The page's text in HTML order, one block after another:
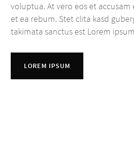
voluptua. At vero eos et
et ea rebum. Stet clita kasd
takimata sanctus est Lorem
LOREM IPSUM